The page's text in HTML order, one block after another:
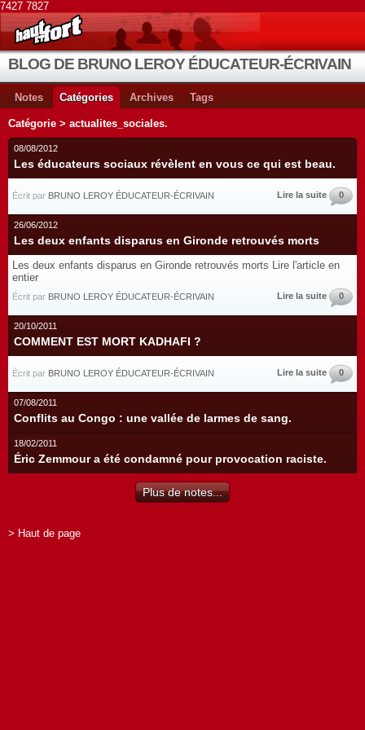
7427 7827
BLOG DE BRUNO LEROY ÉDUCATEUR-ÉCRIVAIN
Notes Catégories Archives Tags
Catégorie > actualites_sociales.
08/08/2012
Les éducateurs sociaux révèlent en vous ce qui est beau.
Écrit par BRUNO LEROY ÉDUCATEUR-ÉCRIVAIN Lire la suite 0
26/06/2012
Les deux enfants disparus en Gironde retrouvés morts
Les deux enfants disparus en Gironde retrouvés morts Lire l'article en
entier
Écrit par BRUNO LEROY ÉDUCATEUR-ÉCRIVAIN Lire la suite 0
20/10/2011
COMMENT EST MORT KADHAFI ?
Écrit par BRUNO LEROY ÉDUCATEUR-ÉCRIVAIN Lire la suite 0
07/08/2011
Conflits au Congo : une vallée de larmes de sang.
18/02/2011
Éric Zemmour a été condamné pour provocation raciste.
Plus de notes...
> Haut de page